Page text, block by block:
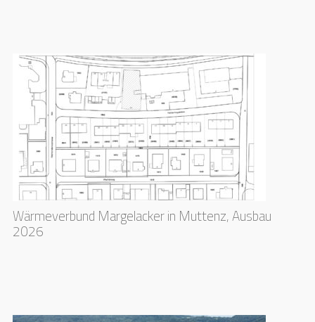
Wärmeverbund Margelacker in Muttenz, Ausbau
2026